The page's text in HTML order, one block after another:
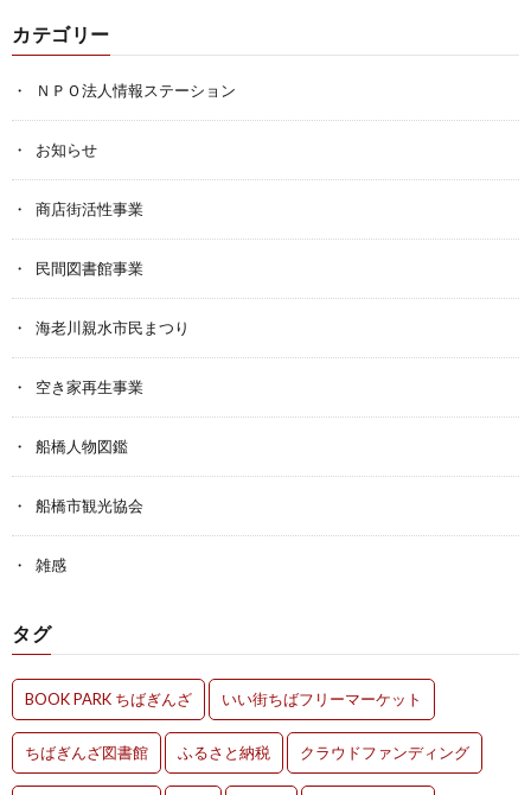
カテゴリー
ＮＰＯ法人情報ステーション
お知らせ
商店街活性事業
民間図書館事業
海老川親水市民まつり
空き家再生事業
船橋人物図鑑
船橋市観光協会
雑感
タグ
BOOK PARK ちばぎんざ いい街ちばフリーマーケット
ちばぎんざ図書館 ふるさと納税 クラウドファンディング